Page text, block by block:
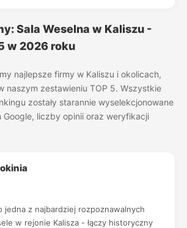
Sala Weselna w Kaliszu -
w 2026 roku
najlepsze firmy w Kaliszu i okolicach,
naszym zestawieniu TOP 5. Wszystkie
zostały starannie wyselekcjonowane
Google, liczby opinii oraz weryfikacji
jedna z najbardziej rozpoznawalnych
w rejonie Kalisza - łączy historyczny